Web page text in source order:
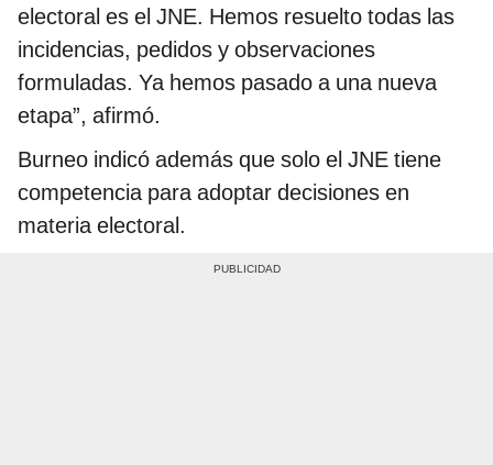
electoral es el JNE. Hemos resuelto todas las
incidencias, pedidos y observaciones
formuladas. Ya hemos pasado a una nueva
etapa”, afirmó.
Burneo indicó además que solo el JNE tiene
competencia para adoptar decisiones en
materia electoral.